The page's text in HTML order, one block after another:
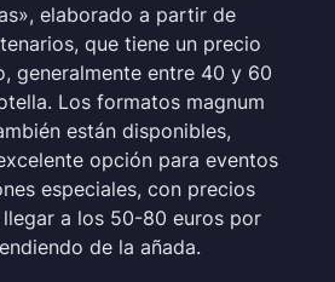
elaborado a partir de
que tiene un precio
generalmente entre 40 y 60
Los formatos magnum
están disponibles,
opción para eventos
especiales, con precios
a los 50-80 euros por
de la añada.